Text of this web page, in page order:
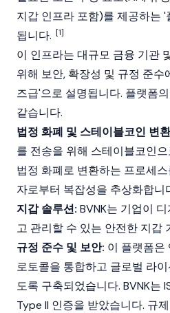
지갑 인프라 포함)를 제공하는
됩니다. [1]
이 인프라는 대규모 금융 기관
위해 보안, 확장성 및 규정 준수
즈급'으로 설명됩니다. 플랫폼
같습니다.
법정 화폐 및 스테이블코인 변
를 전송을 위해 스테이블코인
법정 화폐로 변환하는 프로세
자로부터 복잡성을 추상화합니
지갑 솔루션: BVNK는 기업이
고 관리할 수 있는 안전한 지갑
규정 준수 및 보안: 이 플랫폼은
로토콜을 통합하고 글로벌 라
도록 구축되었습니다. BVNK는
Type II 인증을 받았습니다. 규